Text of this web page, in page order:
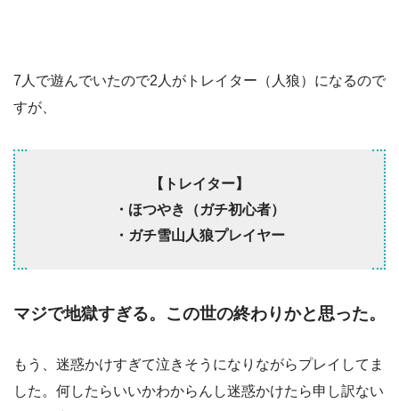
7人で遊んでいたので2人がトレイター（人狼）になるので
すが、
【トレイター】
・ほつやき（ガチ初心者）
・ガチ雪山人狼プレイヤー
マジで地獄すぎる。この世の終わりかと思った。
もう、迷惑かけすぎて泣きそうになりながらプレイしてま
した。何したらいいかわからんし迷惑かけたら申し訳ない